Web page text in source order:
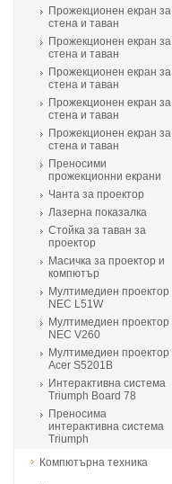
Прожекционен екран за
стена и таван
Прожекционен екран за
стена и таван
Прожекционен екран за
стена и таван
Прожекционен екран за
стена и таван
Прожекционен екран за
стена и таван
Преносими
прожекционни екрани
Чанта за проектор
Лазерна показалка
Стойка за таван за
проектор
Масичка за проектор и
компютър
Мултимедиен проектор
NEC L51W
Мултимедиен проектор
NEC V260
Мултимедиен проектор
Acer S5201B
Интерактивна система
Triumph Board 78
Преносима
интерактивна система
Triumph
Компютърна техника